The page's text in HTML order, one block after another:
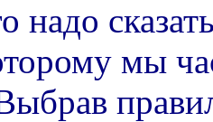
надо
мы